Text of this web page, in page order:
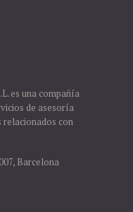
es una compañía
de asesoría
con
Barcelona